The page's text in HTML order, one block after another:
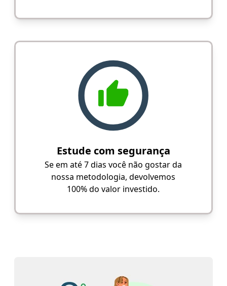
Estude com segurança
Se em até 7 dias você não gostar da
nossa metodologia, devolvemos
100% do valor investido.